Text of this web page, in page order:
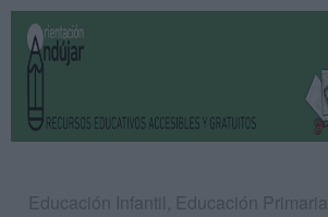
Educación Infantil, Educación Primaria